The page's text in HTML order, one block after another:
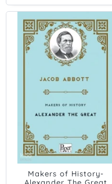
Makers of History-